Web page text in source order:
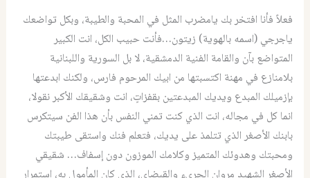
فعلاً فأنا افتخر بك يامضرب المثل في المحبة والطيبة، وبكل تواضعك
ياجرجي (اسمه بالهوية) زيتون…فأنت حبيب الكل، انت الكبير
المتواضع بآن والقامة الفنية الدمشقية، لا بل السورية واللبنانية
بلامنازع في مهنة اكتسبتها من ابيك المرحوم فارس، ولكنك ابدعتها
بإزميلك المبدع ويديك المبدعتين بقفزاتٍ، انت وشقيقك الأكبر نقولا،
انما كل في مجاله، انت الذي كنت تمني النفس بأن هذا الفن سيتكرس
بابنك الأصغر الذي تتلمذ على يديك، فتعلم فنك واستقى طيبتك
ومحبتك وهدوئك المتميز وكلامك الموزون دون إسفاف… شقيقي